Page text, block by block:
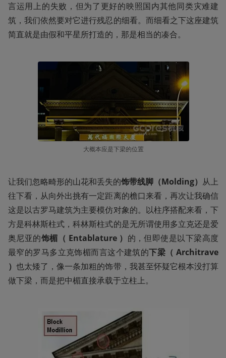
言运用上的失败，但为了更好的映照国内其他同类灾难建
筑，我们依然要对它进行残忍的细看。而细看之下这座建筑
简直就是由假和平星所打造的，那是相当的凑合。
大概本应是下梁的位置
让我们忽略畸形的山花和丢失的饰带线脚（Molding） 从上
往下看，从向外出挑有一定距离的檐口来看，再次让我确信
这是以古罗马建筑为主要模仿对象的。以柱序搭配来看，下
方是科林斯柱式，科林斯柱式的是无所谓使用多立克还是爱
奥尼亚的饰楣（ Entablature ） 的，但即使是以下梁高度
最窄的罗马多立克饰楣而言这个建筑的下梁（ Architrave
）也太矮了，像一条加粗的饰带，我甚至怀疑它根本没打算
做下梁，而是把中楣直接承载于立柱上。